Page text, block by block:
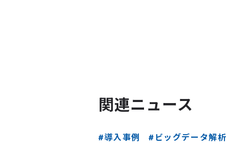
関連ニュース
#導入事例 #ビッグデータ解析